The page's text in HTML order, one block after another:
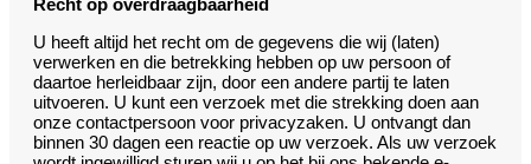
Recht op overdraagbaarheid
U heeft altijd het recht om de gegevens die wij (laten)
verwerken en die betrekking hebben op uw persoon of
daartoe herleidbaar zijn, door een andere partij te laten
uitvoeren. U kunt een verzoek met die strekking doen aan
onze contactpersoon voor privacyzaken. U ontvangt dan
binnen 30 dagen een reactie op uw verzoek. Als uw verzoek